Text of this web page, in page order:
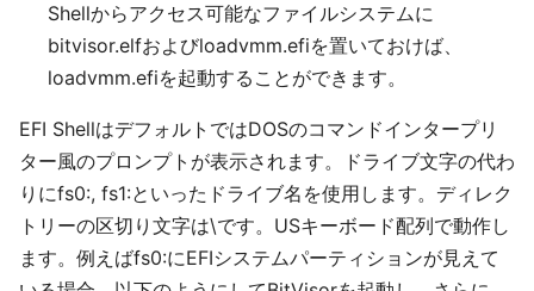
Shellからアクセス可能なファイルシステムに
bitvisor.elfおよびloadvmm.efiを置いておけば、
loadvmm.efiを起動することができます。
EFI ShellはデフォルトではDOSのコマンドインタープリ
ター風のプロンプトが表示されます。ドライブ文字の代わ
りにfs0:, fs1:といったドライブ名を使用します。ディレク
トリーの区切り文字は\です。USキーボード配列で動作し
ます。例えばfs0:にEFIシステムパーティションが見えて